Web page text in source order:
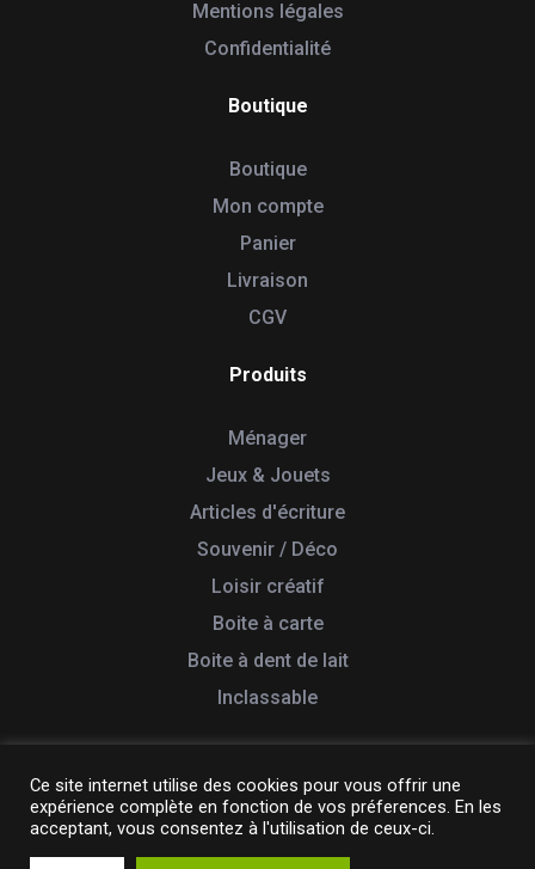
Mentions légales
Confidentialité
Boutique
Boutique
Mon compte
Panier
Livraison
CGV
Produits
Ménager
Jeux & Jouets
Articles d'écriture
Souvenir / Déco
Loisir créatif
Boite à carte
Boite à dent de lait
Inclassable
© 2026 Tabletterie des Lacs. Tous droits réservés
Ce site internet utilise des cookies pour vous offrir une
expérience complète en fonction de vos préferences. En les
acceptant, vous consentez à l'utilisation de ceux-ci.